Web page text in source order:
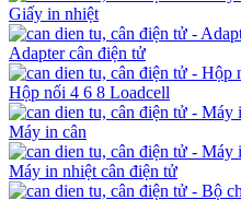
Giấy in nhiệt
Adapter cân điện tử
Hộp nối 4 6 8 Loadcell
Máy in cân
Máy in nhiệt cân điện tử